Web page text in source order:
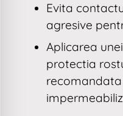
Evita
agresive
Aplicarea
protectia